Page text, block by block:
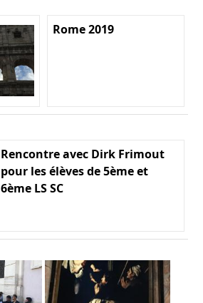
Rome 2019
Rencontre avec Dirk Frimout
pour les élèves de 5ème et
6ème LS SC